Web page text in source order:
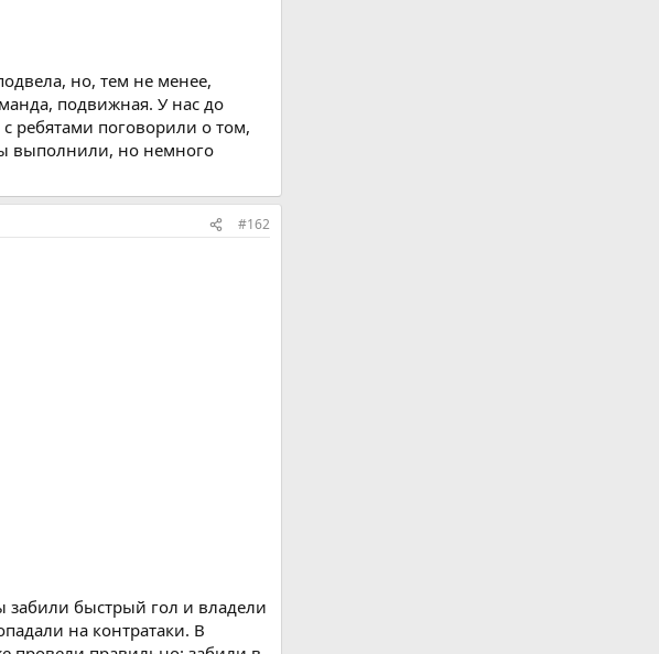
но, тем не менее,
подвижная. У нас до
ребятами поговорили о том,
выполнили, но немного
#162
забили быстрый гол и владели
на контратаки. В